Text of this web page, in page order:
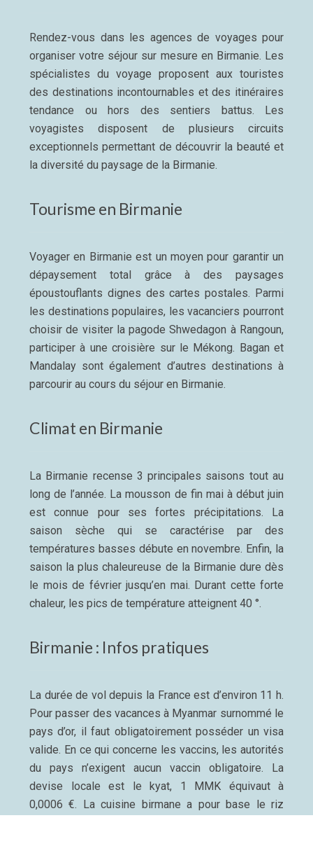
Rendez-vous dans les agences de voyages pour
organiser votre séjour sur mesure en Birmanie. Les
spécialistes du voyage proposent aux touristes
des destinations incontournables et des itinéraires
tendance ou hors des sentiers battus. Les
voyagistes disposent de plusieurs circuits
exceptionnels permettant de découvrir la beauté et
la diversité du paysage de la Birmanie.
Tourisme en Birmanie
Voyager en Birmanie est un moyen pour garantir un
dépaysement total grâce à des paysages
époustouflants dignes des cartes postales. Parmi
les destinations populaires, les vacanciers pourront
choisir de visiter la pagode Shwedagon à Rangoun,
participer à une croisière sur le Mékong. Bagan et
Mandalay sont également d’autres destinations à
parcourir au cours du séjour en Birmanie.
Climat en Birmanie
La Birmanie recense 3 principales saisons tout au
long de l’année. La mousson de fin mai à début juin
est connue pour ses fortes précipitations. La
saison sèche qui se caractérise par des
températures basses débute en novembre. Enfin, la
saison la plus chaleureuse de la Birmanie dure dès
le mois de février jusqu’en mai. Durant cette forte
chaleur, les pics de température atteignent 40 °.
Birmanie : Infos pratiques
La durée de vol depuis la France est d’environ 11 h.
Pour passer des vacances à Myanmar surnommé le
pays d’or, il faut obligatoirement posséder un visa
valide. En ce qui concerne les vaccins, les autorités
du pays n’exigent aucun vaccin obligatoire. La
devise locale est le kyat, 1 MMK équivaut à
0,0006 €. La cuisine birmane a pour base le riz